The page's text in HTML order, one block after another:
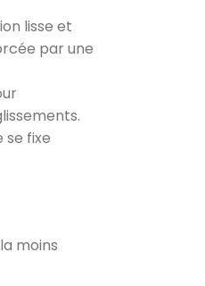
lisse et
par une
se fixe
moins